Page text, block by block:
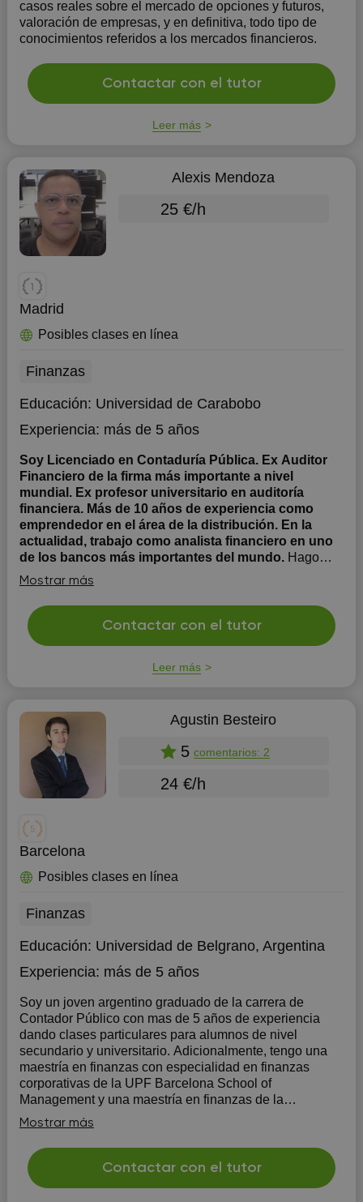
casos reales sobre el mercado de opciones y futuros,
valoración de empresas, y en definitiva, todo tipo de
conocimientos referidos a los mercados financieros.
Contactar con el tutor
Leer más
Alexis Mendoza
25 €/h
Madrid
Posibles clases en línea
Finanzas
Educación: Universidad de Carabobo
Experiencia: más de 5 años
Soy Licenciado en Contaduría Pública. Ex Auditor
Financiero de la firma más importante a nivel
mundial. Ex profesor universitario en auditoría
financiera. Más de 10 años de experiencia como
emprendedor en el área de la distribución. En la
actualidad, trabajo como analista financiero en uno
de los bancos más importantes del mundo. Hago
sesiones uno a uno para crear un mapa de trabajo
personal. Realizo eventos educativos grupales para
brindar asesoramiento y educar en los aspectos básicos
de finanzas. El programa incluye crear un plan
financiero y descubrir cómo manejas el dinero y por qué.
Mostrar más
Contactar con el tutor
Leer más
Agustin Besteiro
5 comentarios: 2
24 €/h
Barcelona
Posibles clases en línea
Finanzas
Educación: Universidad de Belgrano, Argentina
Experiencia: más de 5 años
Soy un joven argentino graduado de la carrera de
Contador Público con mas de 5 años de experiencia
dando clases particulares para alumnos de nivel
secundario y universitario. Adicionalmente, tengo una
maestría en finanzas con especialidad en finanzas
corporativas de la UPF Barcelona School of
Management y una maestría en finanzas de la
Universidad Torcuato di Tella.
Mostrar más
Contactar con el tutor